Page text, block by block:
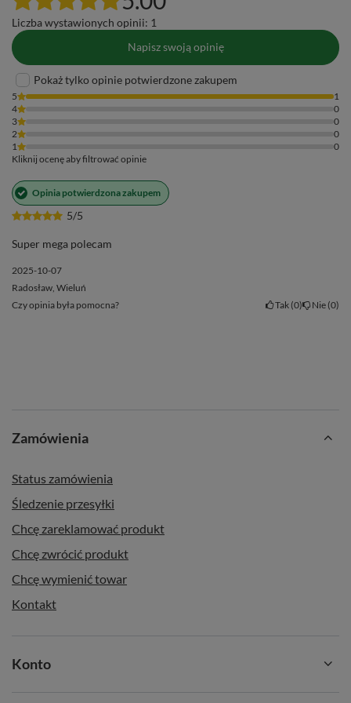
Matcha to również wszechstronny składnik w kuchni –
spróbuj jej w koktajlach, wypiekach czy lodach! Nada
każdemu daniu niezwykły kolor i smak.
herbata
🌍 Kraj pochodzenia:
📅 Najlepiej spożyć przed:
*Certyfikat organiczności: PL-EKO-02 (Rolnictwo spoza UE).
Liczba wystawionych opinii: 1
Napisz swoją opinię
Pokaż tylko opinie potwierdzone zakupem
5
1
4
0
3
0
2
0
1
0
Kliknij ocenę aby filtrować opinie
5/5
Opinia potwierdzona zakupem
Super mega polecam
2025-10-07
Radosław, Wieluń
Czy opinia była pomocna?
Tak 0 Nie 0
Zamówienia
Status zamówienia
Śledzenie przesyłki
Chcę zareklamować produkt
Chcę zwrócić produkt
Chcę wymienić towar
Kontakt
Konto